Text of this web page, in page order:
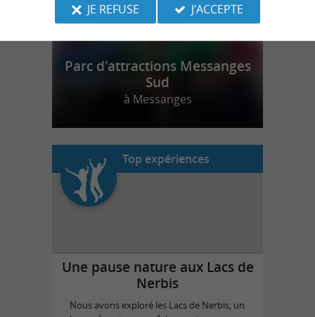
Parc d'attractions Messanges
Sud
à Messanges
Top expériences
Une pause nature aux Lacs de
Nerbis
Nous avons exploré les Lacs de Nerbis, un
JE REFUSE
J'ACCEPTE